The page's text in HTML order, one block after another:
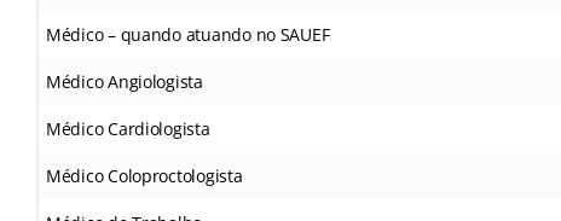
Médico – quando atuando no SAUEF
Médico Angiologista
Médico Cardiologista
Médico Coloproctologista